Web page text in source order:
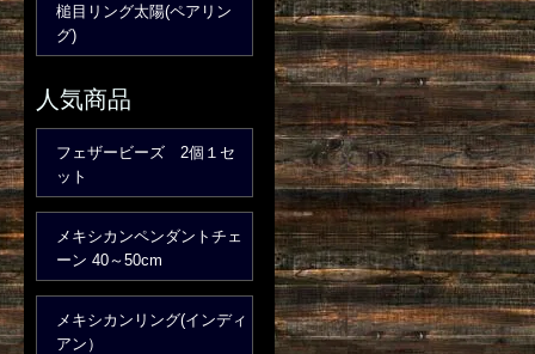
槌目リング太陽(ペアリン
グ)
人気商品
フェザービーズ 2個１セ
ット
メキシカンペンダントチェ
ーン 40～50cm
メキシカンリング(インディ
アン）